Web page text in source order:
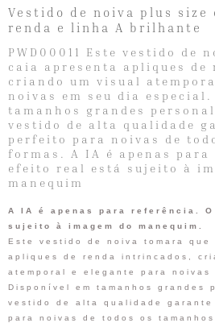
Vestido de noiva plus size
renda e linha A brilhante
PWD00011 Este vestido de
caia apresenta apliques de
criando um visual
noivas em seu dia
tamanhos grandes
vestido de alta qualidade
perfeito para noivas de
formas. A IA é apenas para
efeito real está sujeito à
manequim
A IA é apenas para referência.
sujeito à imagem do manequim.
Este vestido de noiva tomara que
apliques de renda intrincados,
atemporal e elegante para noivas
Disponível em tamanhos grandes
vestido de alta qualidade
para noivas de todos os tamanhos